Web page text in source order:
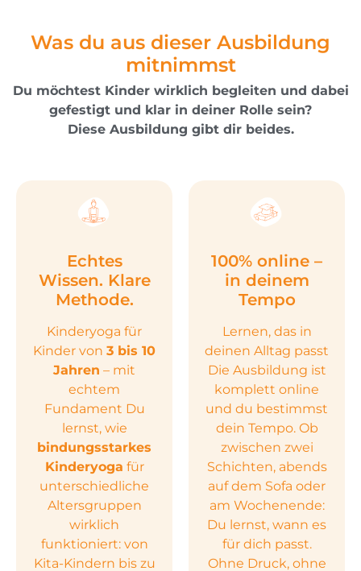
Was du aus dieser Ausbildung
mitnimmst
Du möchtest Kinder wirklich begleiten und dabei
gefestigt und klar in deiner Rolle sein?
Diese Ausbildung gibt dir beides.
Echtes
Wissen. Klare
Methode.
Kinderyoga für
Kinder von 3 bis 10
Jahren – mit
echtem
Fundament Du
lernst, wie
bindungsstarkes
Kinderyoga für
unterschiedliche
Altersgruppen
wirklich
funktioniert: von
Kita-Kindern bis zu
100% online –
in deinem
Tempo
Lernen, das in
deinen Alltag passt
Die Ausbildung ist
komplett online
und du bestimmst
dein Tempo. Ob
zwischen zwei
Schichten, abends
auf dem Sofa oder
am Wochenende:
Du lernst, wann es
für dich passt.
Ohne Druck, ohne